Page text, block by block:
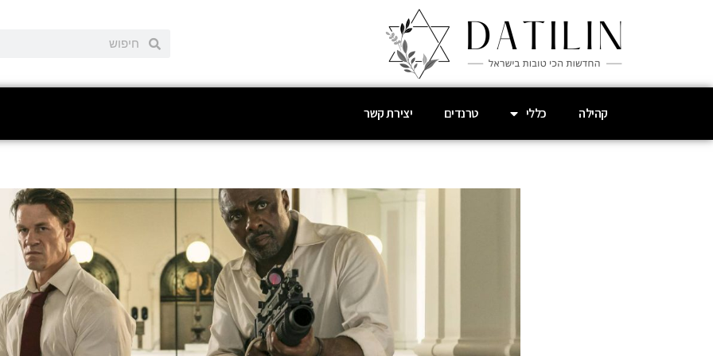
קהילה כללי טרנדים יצירת קשר